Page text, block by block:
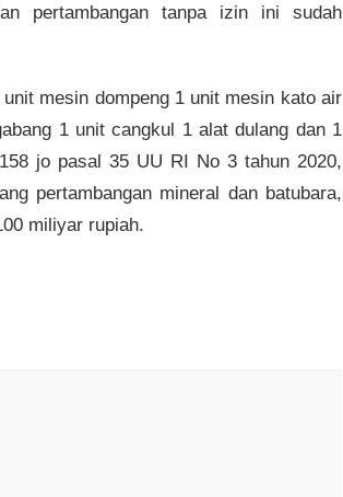
pertambangan tanpa izin ini sudah
mesin dompeng 1 unit mesin kato air
1 unit cangkul 1 alat dulang dan 1
jo pasal 35 UU RI No 3 tahun 2020,
pertambangan mineral dan batubara,
miliyar rupiah.